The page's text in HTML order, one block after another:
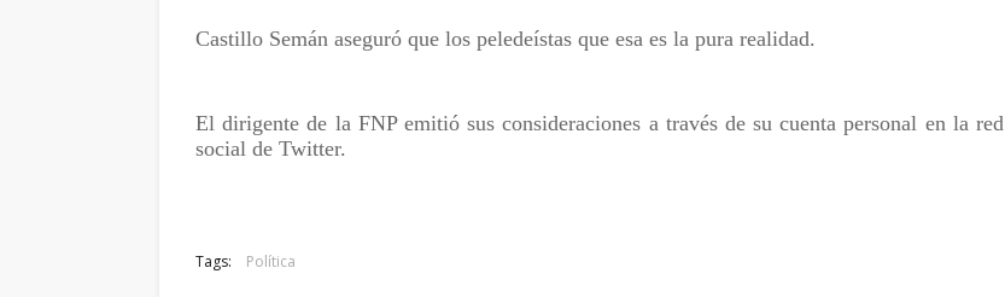
Castillo Semán aseguró que los peledeístas que esa es la pura realidad.
El dirigente de la FNP emitió sus consideraciones a través de su cuenta personal en la red
social de Twitter.
Tags: Política